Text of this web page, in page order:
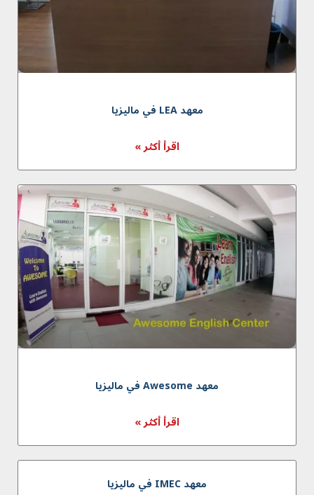
معهد LEA في ماليزيا
اقرأ أكثر »
معهد Awesome في مالیزیا
اقرأ أكثر »
معهد IMEC في ماليزيا